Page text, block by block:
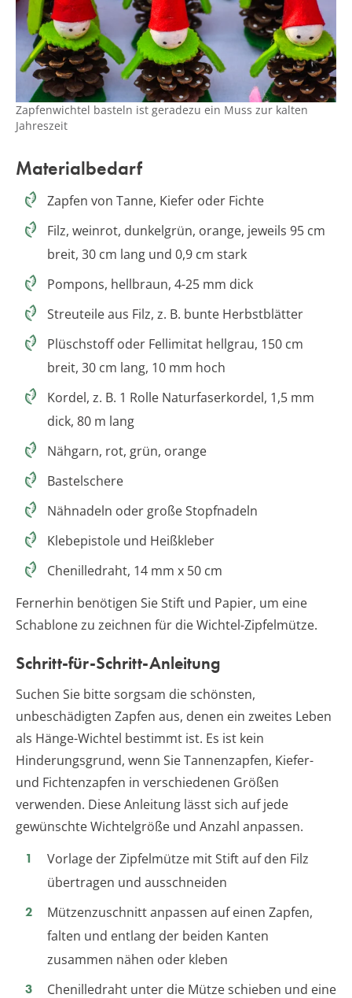
Zapfenwichtel basteln ist geradezu ein Muss zur kalten
Jahreszeit
Materialbedarf
Zapfen von Tanne, Kiefer oder Fichte
Filz, weinrot, dunkelgrün, orange, jeweils 95 cm
breit, 30 cm lang und 0,9 cm stark
Pompons, hellbraun, 4-25 mm dick
Streuteile aus Filz, z. B. bunte Herbstblätter
Plüschstoff oder Fellimitat hellgrau, 150 cm
breit, 30 cm lang, 10 mm hoch
Kordel, z. B. 1 Rolle Naturfaserkordel, 1,5 mm
dick, 80 m lang
Nähgarn, rot, grün, orange
Bastelschere
Nähnadeln oder große Stopfnadeln
Klebepistole und Heißkleber
Chenilledraht, 14 mm x 50 cm
Fernerhin benötigen Sie Stift und Papier, um eine
Schablone zu zeichnen für die Wichtel-Zipfelmütze.
Schritt-für-Schritt-Anleitung
Suchen Sie bitte sorgsam die schönsten,
unbeschädigten Zapfen aus, denen ein zweites Leben
als Hänge-Wichtel bestimmt ist. Es ist kein
Hinderungsgrund, wenn Sie Tannenzapfen, Kiefer-
und Fichtenzapfen in verschiedenen Größen
verwenden. Diese Anleitung lässt sich auf jede
gewünschte Wichtelgröße und Anzahl anpassen.
Vorlage der Zipfelmütze mit Stift auf den Filz
übertragen und ausschneiden
Mützenzuschnitt anpassen auf einen Zapfen,
falten und entlang der beiden Kanten
zusammen nähen oder kleben
Chenilledraht unter die Mütze schieben und eine